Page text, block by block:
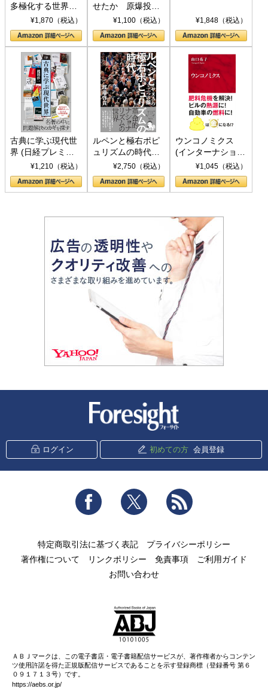
多極化する世界：
トランプとBRICS
の挑戦
¥1,870（税込）
せたか 原爆投
下、ソ連参戦、そ
して聖断 (PHP新
書)
¥1,100（税込） ¥1,848（税込）
古典に学ぶ現代世
界 (日経プレミア
シリーズ)¥1,210（税込）
ルペンと極右ポピ
ュリズムの時代：
〈ヤヌス〉の二つ
の顔
¥2,750（税込）
ウンコノミクス
(インターナショナ
ル新書)¥1,045（税込）
ログイン 初めての方 会員登録
Facebook Twitter
特定商取引法に基づく表記
プライバシーポリシー
著作権について
リンクポリシー 免責事項
ご利用ガイド
お問い合わせ
ＡＢＪマークは、この電子書店・電子書籍配信サービスが、著作権者からコンテン
ツ使用許諾を得た正規版配信サービスであることを示す登録商標（登録番号 第６
０９１７１３号）です。
https://aebs.or.jp/